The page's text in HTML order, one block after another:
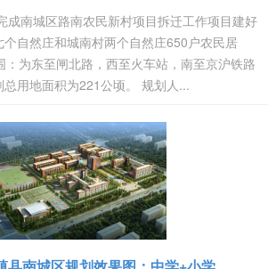
成南城区路南农民新村项目拆迁工作项目建好
个自然庄和城南村两个自然庄650户农民居
为东至闸北路，西至火车站，南至京沪铁路
用地面积为221公顷。 规划人...